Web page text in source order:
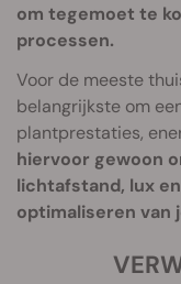
om tegemoet te
processen.
Voor de meeste
belangrijkste om
plantprestaties,
hiervoor gewoon
lichtafstand, lux
optimaliseren van